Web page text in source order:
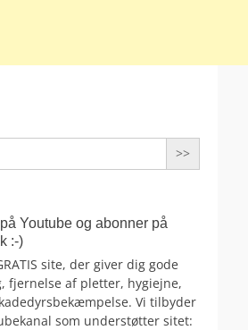
Youtube og abonner på
:-)
site, der giver dig gode
fjernelse af pletter, hygiejne,
Vi tilbyder
som understøtter sitet: